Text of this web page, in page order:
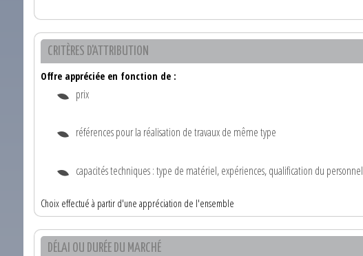
CRITÈRES D'ATTRIBUTION
Offre appréciée en fonction de :
prix
références pour la réalisation de travaux de même type
capacités techniques : type de matériel, expériences, qualification du personnel
Choix effectué à partir d'une appréciation de l'ensemble
DÉLAI OU DURÉE DU MARCHÉ